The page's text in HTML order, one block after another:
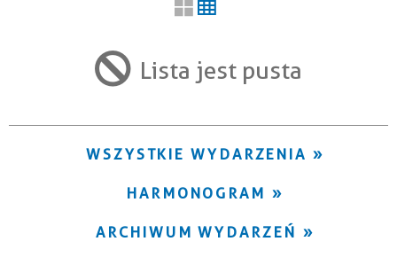
Trwające w zakresie Lista jest pusta
WSZYSTKIE WYDARZENIA
HARMONOGRAM
ARCHIWUM WYDARZEŃ